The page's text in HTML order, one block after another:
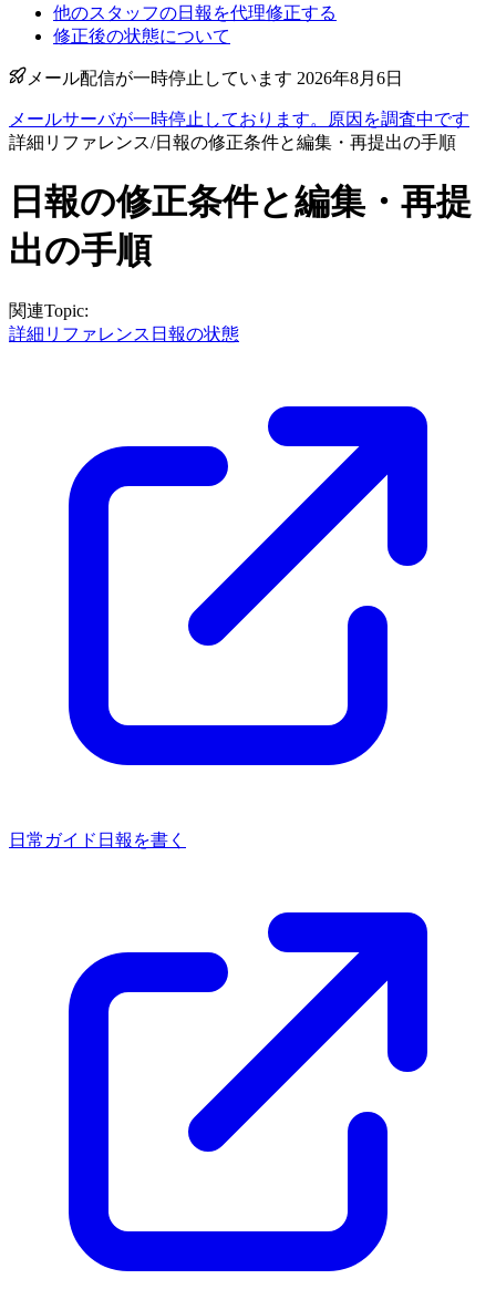
他のスタッフの日報を代理修正する
修正後の状態について
メール配信が一時停止しています 2026年8月6日
メールサーバが一時停止しております。原因を調査中です
詳細リファレンス/日報の修正条件と編集・再提出の手順
日報の修正条件と編集・再提
出の手順
関連Topic:
詳細リファレンス 日報の状態
日常ガイド 日報を書く